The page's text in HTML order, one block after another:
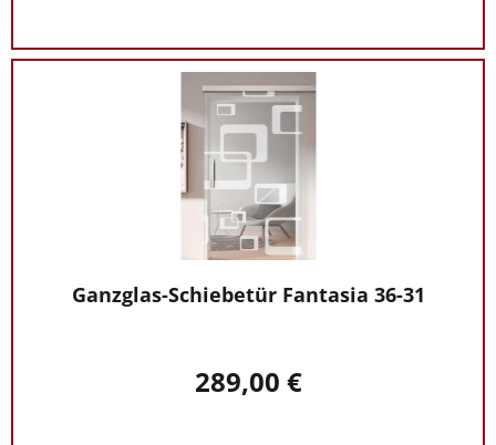
Ganzglas-Schiebetür Fantasia 36-31
289,00 €